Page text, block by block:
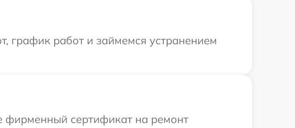
график работ и займемся устранением
фирменный сертификат на ремонт